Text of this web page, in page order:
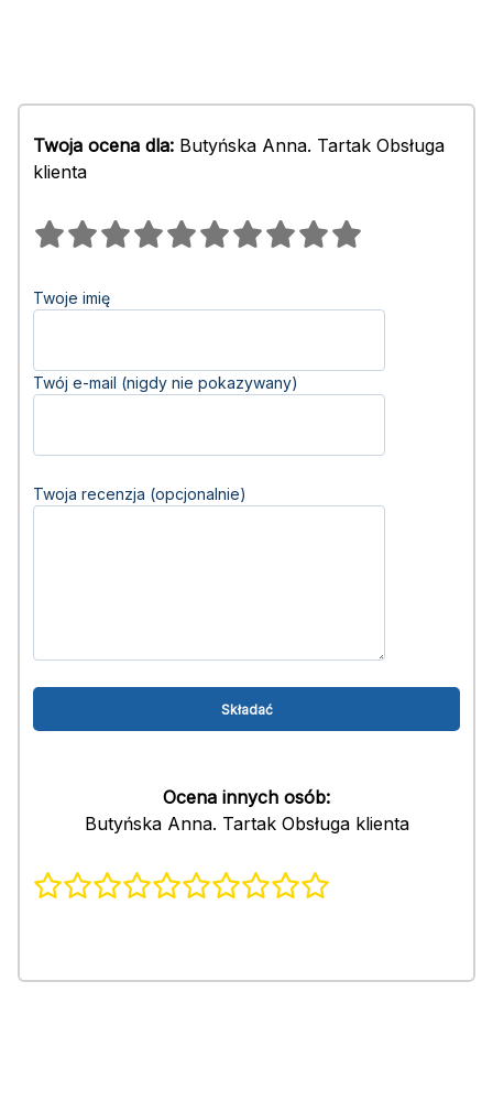
Twoja ocena dla: Butyńska Anna. Tartak Obsługa
klienta
Twoje imię
Twój e-mail (nigdy nie pokazywany)
Twoja recenzja (opcjonalnie)
Ocena innych osób:
Butyńska Anna. Tartak Obsługa klienta